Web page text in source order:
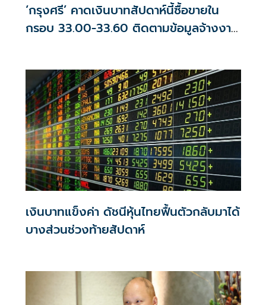
‘กรุงศรี’ คาดเงินบาทสัปดาห์นี้ซื้อขายใน
กรอบ 33.00-33.60 ติดตามข้อมูลจ้างงาน
เงินบาทแข็งค่า ดัชนีหุ้นไทยฟื้นตัวกลับมาได้
บางส่วนช่วงท้ายสัปดาห์